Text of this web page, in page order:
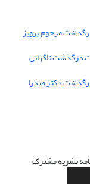
مرحوم پرویز
درگذشت ناگهانی
دکتر صدرا
نشریه مشترک